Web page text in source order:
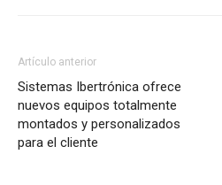
Artículo anterior
Sistemas Ibertrónica ofrece
nuevos equipos totalmente
montados y personalizados
para el cliente